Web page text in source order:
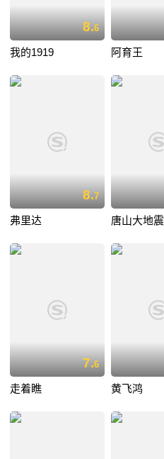
8.6
我的1919 阿育王
8.7
弗里达 唐山大地震
7.6
走着瞧 黄飞鸿